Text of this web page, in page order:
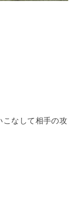
こなして相手の攻